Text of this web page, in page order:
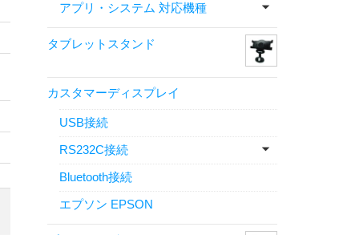
アプリ・システム 対応機種
タブレットスタンド
カスタマーディスプレイ
USB接続
RS232C接続
Bluetooth接続
エプソン EPSON